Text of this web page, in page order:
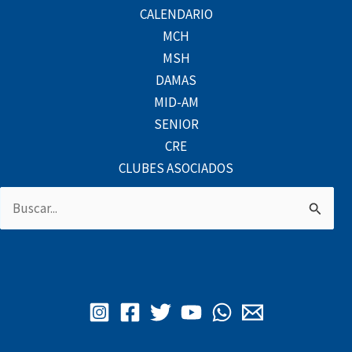
CALENDARIO
MCH
MSH
DAMAS
MID-AM
SENIOR
CRE
CLUBES ASOCIADOS
Buscar
por: